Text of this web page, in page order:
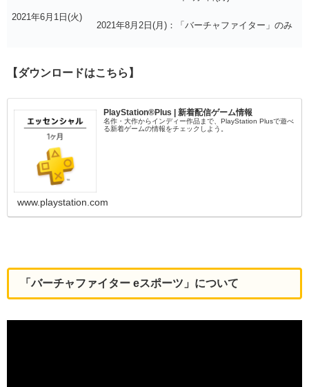
2021年6月1日(火)
2021年8月2日(月)：「バーチャファイター」のみ
【ダウンロードはこちら】
PlayStation®Plus | 新着配信ゲーム情報
名作・大作からインディー作品まで、PlayStation Plusで遊べ
る新着ゲームの情報をチェックしよう。
www.playstation.com
「バーチャファイター eスポーツ」について